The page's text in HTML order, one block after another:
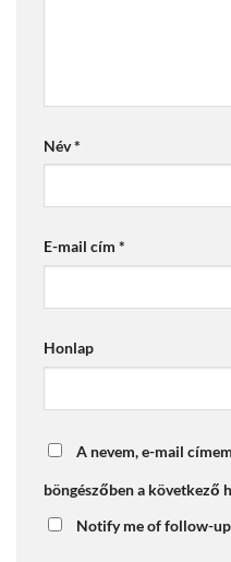
Név*
E-mail cím *
Honlap
A nevem, e-mail
böngészőben a következő
Notify me of follow-